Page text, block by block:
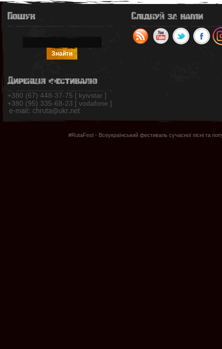
Пошук
Дирекція фестивалю
+380 (67) 448-37-75 [ kyivstar ]
+380 (95) 335-68-23 [ vodafone ]
Слідкуй за нами
#RutaFest - Всеукраїнський фестиваль сучасної пісні та